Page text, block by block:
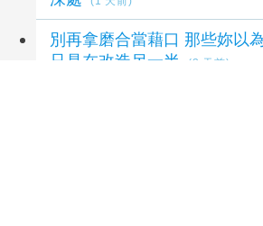
別再拿磨合當藉口 那些妳以
只是在改造另一半
(3 天前)